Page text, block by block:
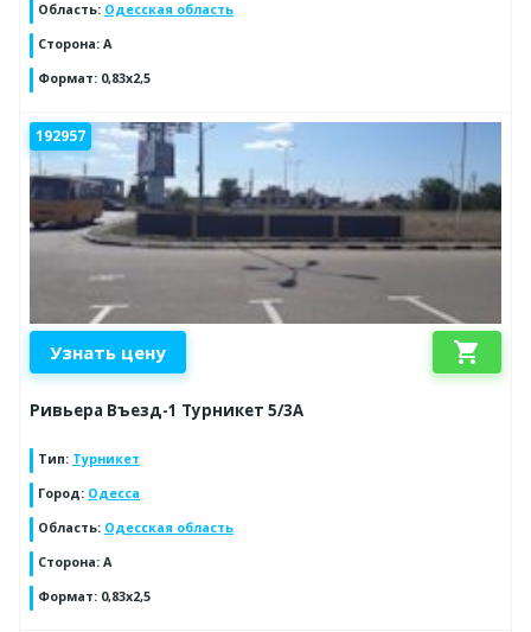
Область: Одесская область
Сторона: A
Формат: 0,83х2,5
192957
Узнать цену shopping_cart
Ривьера Въезд-1 Турникет 5/3А
Тип: Турникет
Город: Одесса
Область: Одесская область
Сторона: A
Формат: 0,83х2,5